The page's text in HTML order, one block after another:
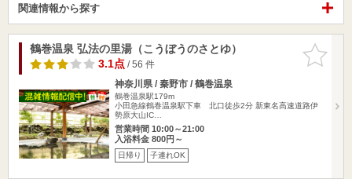
関連情報から探す
お気に入
りに追加
鶴巻温泉 弘法の里湯（こうぼうのさとゆ）
3.1点/ 56 件
神奈川県 / 秦野市 / 鶴巻温泉
鶴巻温泉駅179m
小田急線鶴巻温泉駅下車 北口徒歩2分 新東名高速道路伊
勢原大山IC…
営業時間 10:00～21:00
入浴料金 800円～
日帰り 子連れOK